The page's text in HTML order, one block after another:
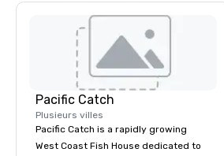
Pacific Catch
Plusieurs villes
Pacific Catch is a rapidly growing
West Coast Fish House dedicated to